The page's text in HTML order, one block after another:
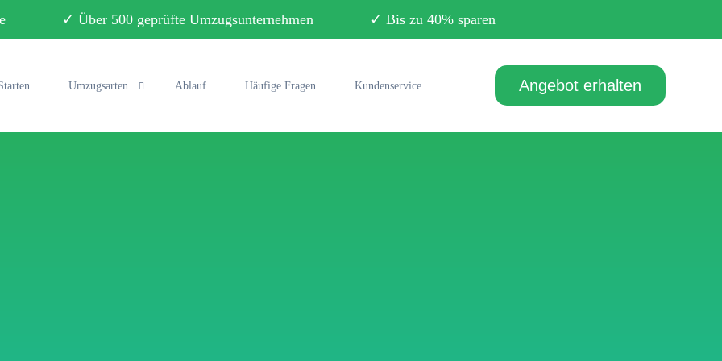
✓ Über 500 geprüfte Umzugsunternehmen ✓ Bis zu 40% sparen
Umzugsarten Ablauf Häufige Fragen Kundenservice Angebot erhalten